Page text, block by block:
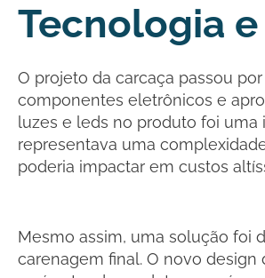
Tecnologia
O projeto da carcaça passou
componentes eletrônicos e
luzes e leds no produto foi
representava uma
poderia impactar em custos
Mesmo assim, uma solução foi
carenagem final. O novo